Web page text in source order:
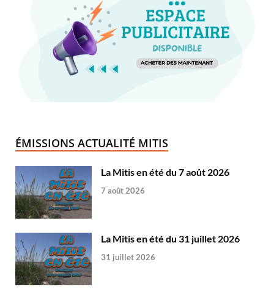
ÉMISSIONS ACTUALITÉ MITIS
La Mitis en été du 7 août 2026
7 août 2026
La Mitis en été du 31 juillet 2026
31 juillet 2026